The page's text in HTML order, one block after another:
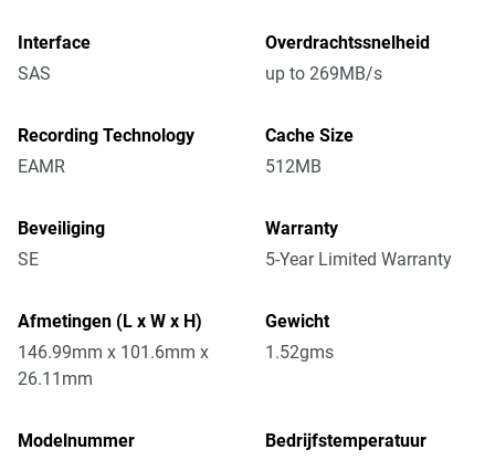
Interface
SAS
Overdrachtssnelheid
up to 269MB/s
Recording Technology
EAMR
Cache Size
512MB
Beveiliging
SE
Warranty
5-Year Limited Warranty
Afmetingen (L x W x H)
146.99mm x 101.6mm x
26.11mm
Gewicht
1.52gms
Modelnummer
Bedrijfstemperatuur